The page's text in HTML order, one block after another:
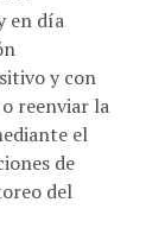
en día
y con
reenviar la
el
de
del